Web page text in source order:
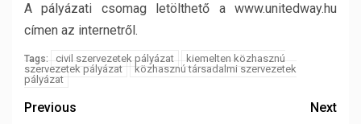
A pályázati csomag letölthető a www.unitedway.hu
címen az internetről.
Tags: civil szervezetek pályázat
kiemelten közhasznú
szervezetek pályázat
közhasznú társadalmi szervezetek
pályázat
Previous
Next